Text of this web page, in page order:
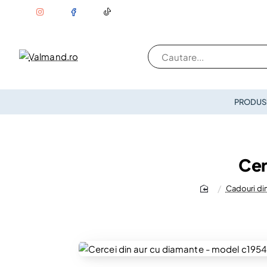
Cautare...
Cadouri